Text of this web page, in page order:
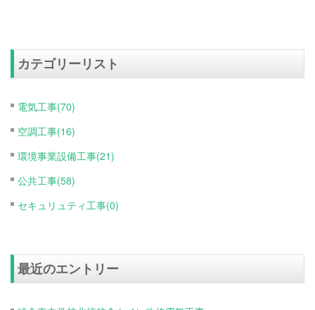
カテゴリーリスト
電気工事(70)
空調工事(16)
環境事業設備工事(21)
公共工事(58)
セキュリュティ工事(0)
最近のエントリー